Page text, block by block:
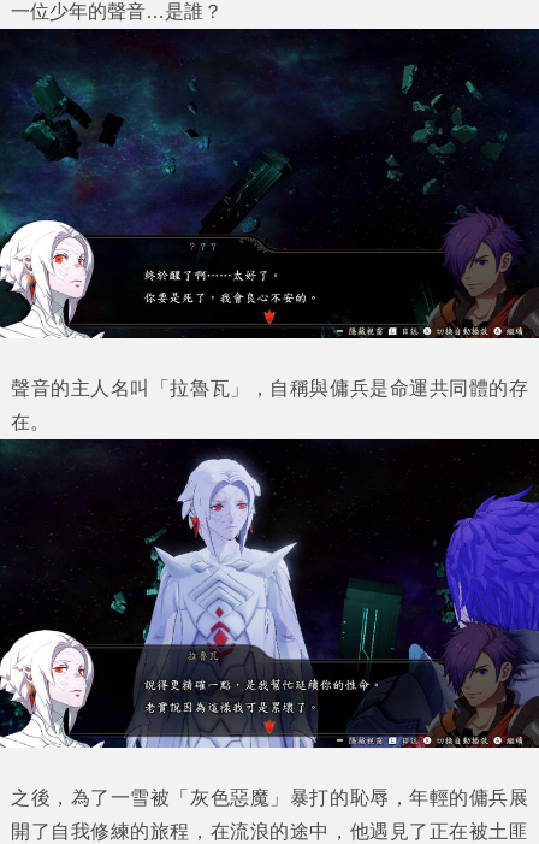
一位少年的聲音…是誰？
聲音的主人名叫「拉魯瓦」，自稱與傭兵是命運共同體的存
在。
之後，為了一雪被「灰色惡魔」暴打的恥辱，年輕的傭兵展
開了自我修練的旅程，在流浪的途中，他遇見了正在被土匪